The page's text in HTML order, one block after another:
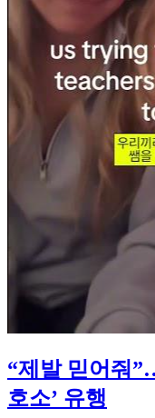
“제발 믿어줘
호소’ 유행